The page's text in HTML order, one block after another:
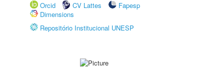
Orcid
CV Lattes
Fapesp
Dimensions
Repositório Institucional UNESP